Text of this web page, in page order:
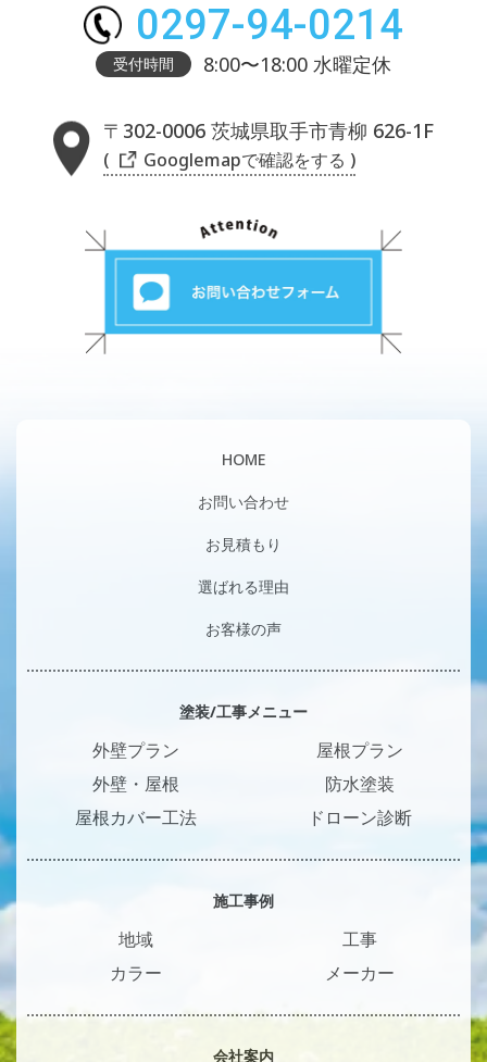
0297-94-0214
受付時間 8:00〜18:00 水曜定休
〒302-0006 茨城県取手市青柳 626-1F
( Googlemapで確認をする )
HOME
お問い合わせ
お見積もり
選ばれる理由
お客様の声
塗装/工事メニュー
外壁プラン
屋根プラン
外壁・屋根
防水塗装
屋根カバー工法
ドローン診断
施工事例
地域
工事
カラー
メーカー
会社案内